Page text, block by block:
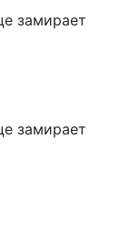
замирает
замирает